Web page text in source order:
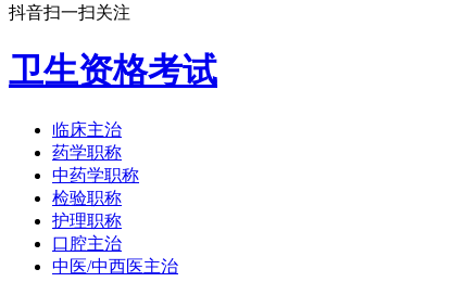
抖音扫一扫关注
卫生资格考试
临床主治
药学职称
中药学职称
检验职称
护理职称
口腔主治
中医/中西医主治